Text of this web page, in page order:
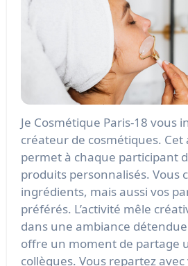
Je Cosmétique Paris-18 vous
créateur de cosmétiques.
permet à chaque participant
produits personnalisés. Vous
ingrédients, mais aussi vos
préférés. L’activité mêle
dans une ambiance
offre un moment de partage
collègues. Vous repartez